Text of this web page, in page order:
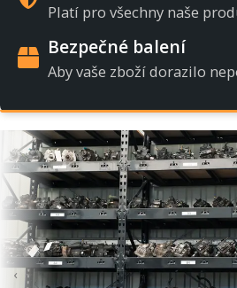
Platí pro všechny naše
Bezpečné balení
Aby vaše zboží dorazilo
‹